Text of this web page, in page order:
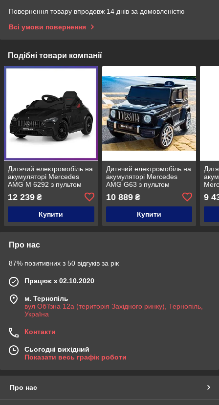
Повернення товару впродовж 14 днів за домовленістю
Всі умови повернення
Подібні товари компанії
Дитячий електромобіль на
акумуляторі Mercedes
AMG M 6292 з пультом
радіокерування для дітей
3-8 років Чорний
12 239 ₴
Купити
Дитячий електромобіль на
акумуляторі Mercedes
AMG G63 з пультом
радіокерування для дітей
3-8 років чорний
10 889₴
Купити
3-8
9
Про нас
87% позитивних з 50 відгуків за рік
Працює з 02.10.2020
м. Тернопіль
вул Об'їзна 12а (територія Західного ринку), Тернопіль,
Україна
Контакти
Сьогодні вихідний
Показати весь графік роботи
Про нас